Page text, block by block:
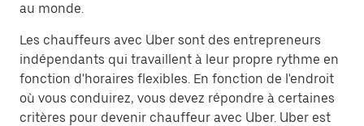
au monde.
Les chauffeurs avec Uber sont des entrepreneurs
indépendants qui travaillent à leur propre rythme en
fonction d'horaires flexibles. En fonction de l'endroit
où vous conduirez, vous devez répondre à certaines
critères pour devenir chauffeur avec Uber. Uber est